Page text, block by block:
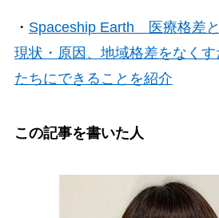
・ Spaceship Earth 医療格差
現状・原因、地域格差をなく
たちにできることを紹介
この記事を書いた人